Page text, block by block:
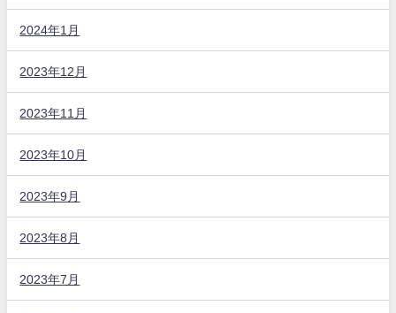
2024年1月
2023年12月
2023年11月
2023年10月
2023年9月
2023年8月
2023年7月